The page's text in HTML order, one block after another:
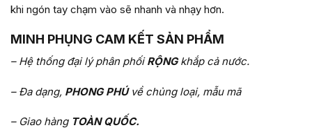
khi ngón tay chạm vào sẽ nhanh và nhạy hơn.
MINH PHỤNG CAM KẾT SẢN PHẨM
– Hệ thống đại lý phân phốiRỘNGkhắp cả nước.
– Đa dạng, PHONG PHÚvề chủng loại, mẫu mã
– Giao hàng TOÀN QUỐC.